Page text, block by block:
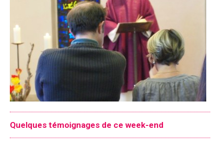
Quelques témoignages de ce week-end